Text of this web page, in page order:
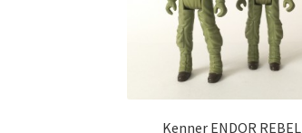
Kenner ENDOR REBEL